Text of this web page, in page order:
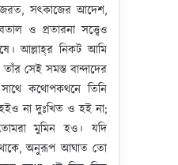
সৎকাজের আদেশ,
ও প্রতারনা সত্ত্বেও
আল্লাহ্‌র নিকট আমি
সেই সমস্ত বান্দাদের
কথোপকথনে তিনি
না দুঃখিত ও হই না;
মুমিন হও। যদি
অনুরূপ আঘাত তো